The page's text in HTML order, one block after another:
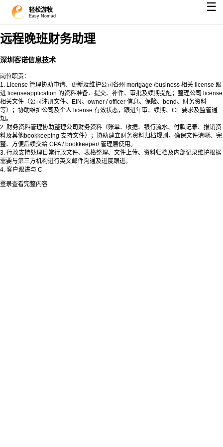
轻松游牧
Easy Nomad
☰
远程晚班财务助理
深圳客诺信息技术
岗位职责：
1. License 管理协助申请、更新及维护公司各州 mortgage /business 相关 license 跟
进 licenseapplication 的资料准备、提交、补件、审批及续期提醒；整理公司 license
相关文件（公司注册文件、EIN、owner / officer 信息、保险、bond、财务资料
等）；协助维护公司及个人 license 有效状态，跟进年审、续期、CE 要求及监管通
知。
2. 财务资料管理协助整理公司财务资料（账单、收据、银行流⽔、付款记录、报销资
料及其他bookkeeping ⽀持⽂件）；协助建立财务资料归档规则，确保文件清晰、完
整、⽅便后续交给 CPA / bookkeeper/ 管理层使用。
3. 行政支持处理日常行政文件、表格整理、文件上传、资料归档及内部记录维护根据
需要与第三方机构进行英文邮件沟通及进度跟进。
4. 客户跟进与 C
登录查看完整内容